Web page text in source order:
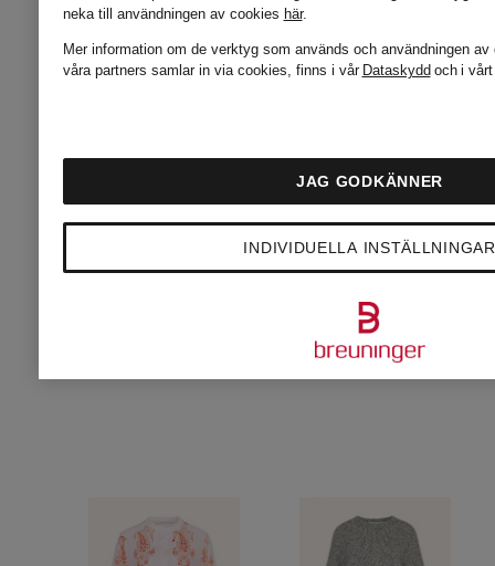
Lägsta pris:
3 285 kr
Lägsta
1 959,25 kr
4 035 kr
neka till användningen av cookies här.
Mer information om de verktyg som används och användningen
våra partners samlar in via cookies, finns i vår Dataskydd och i
INDIVIDUELLA INSTÄLLNINGAR
JAG GODKÄNNER